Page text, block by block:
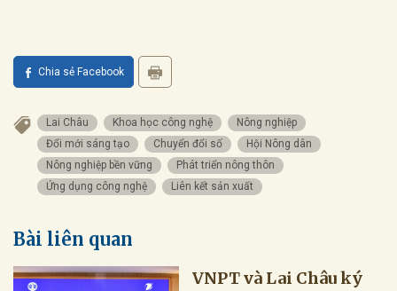
Chia sẻ Facebook
Lai Châu Khoa học công nghệ
Nông nghiệp
Đổi mới sáng tạo
Chuyển đổi số
Hội Nông dân
Nông nghiệp bền vững
Phát triển nông thôn
Ứng dụng công nghệ
Liên kết sản xuất
Bài liên quan
VNPT và Lai Châu ký